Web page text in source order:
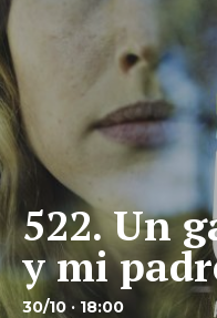
522. Un
y mi
30/10 · 18:00